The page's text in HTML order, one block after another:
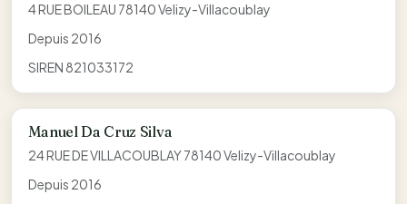
4 RUE BOILEAU 78140 Velizy-Villacoublay
Depuis 2016
SIREN 821033172
Manuel Da Cruz Silva
24 RUE DE VILLACOUBLAY 78140 Velizy-Villacoublay
Depuis 2016